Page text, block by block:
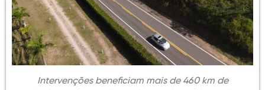
Intervenções beneficiam mais de 460 km de